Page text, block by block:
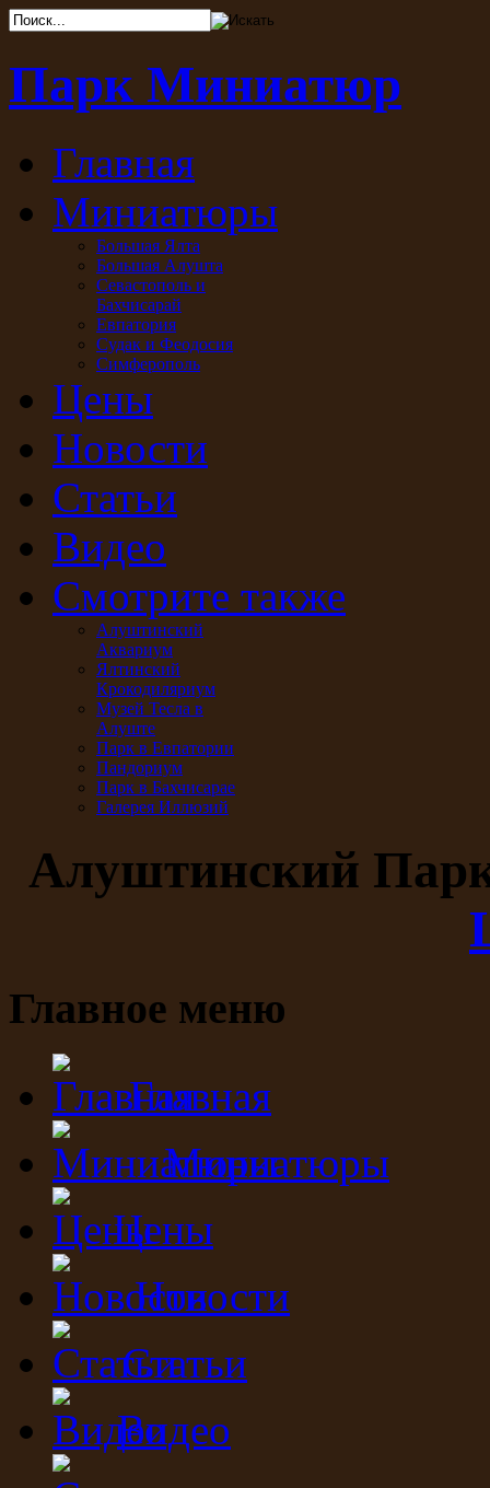
Парк Миниатюр
Главная
Миниатюры
Большая Ялта
Большая Алушта
Севастополь и
Бахчисарай
Евпатория
Судак и Феодосия
Симферополь
Цены
Новости
Статьи
Видео
Смотрите также
Алуштинский
Аквариум
Ялтинский
Крокодиляриум
Музей Тесла в
Алуште
Парк в Евпатории
Пандориум
Парк в Бахчисарае
Галерея Иллюзий
Алуштинский
Главное меню
Главная
Миниатюры
Цены
Новости
Статьи
Видео